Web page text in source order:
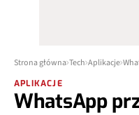
Strona główna Tech Aplikacje
APLIKACJE
WhatsApp